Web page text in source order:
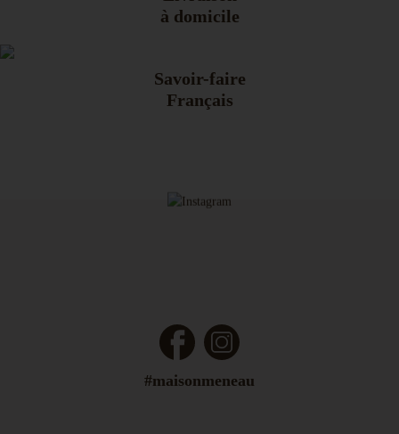
à domicile
Savoir-faire
Français
FacebookInstagram
#maisonmeneau